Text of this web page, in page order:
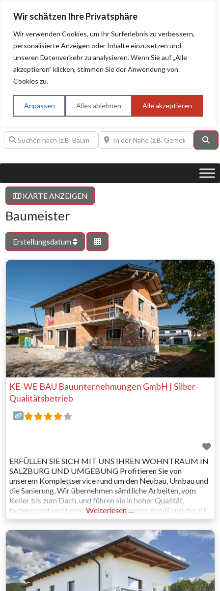
Wir schätzen Ihre Privatsphäre
Wir verwenden Cookies, um Ihr Surferlebnis zu verbessern,
personalisierte Anzeigen oder Inhalte einzusetzen und
unseren Datenverkehr zu analysieren. Wenn Sie auf „Alle
akzeptieren" klicken, stimmen Sie der Anwendung von
Cookies zu.
Anpassen Alles ablehnen Alle akzeptieren
BAUHERRENHILFE.orgQualitätssiegel!
Sie finden hier nur Qualitätsbetriebe, die mit dem DIAMANT,
PLATIN, GOLD, SILBER, ANWÄRTER "Bauherrenhilfe.org-
Qualitätssiegel" ausgezeichnet sind.
Suchen nach (z.B. Baumeister oder Dachdecker)In der Nähe (z.B. Gemeinde Baden)
KARTE ANZEIGEN
Baumeister
Erstellungsdatum
KE-WE BAU Bauunternehmungen GmbH | Silber-
Qualitätsbetrieb
ERFÜLLEN SIE SICH MIT UNS IHREN WOHNTRAUM IN
SALZBURG UND UMGEBUNG Profitieren Sie von
unserem Komplettservice rund um den Neubau, Umbau und
die Sanierung. Wir übernehmen sämtliche Arbeiten, vom
Keller bis zum Dach, und führen sie in hoher Qualität,
fachgerecht und termintreu aus! Thomas Kroiß und das KE-
WE Bau Team freuen sich über Ihren Besuch auf unserer
Website. Lernen
Weiterlesen …